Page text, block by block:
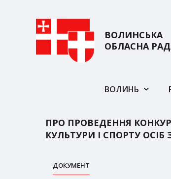
ВОЛИНСЬКА
ОБЛАСНА
ВОЛИНЬ
ПРО ПРОВЕДЕННЯ
КУЛЬТУРИ І СПОРТУ ОСІБ
ДОКУМЕНТ